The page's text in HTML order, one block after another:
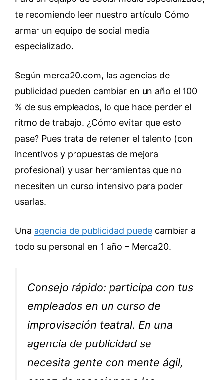
te recomiendo leer nuestro artículo Cómo
armar un equipo de social media
especializado.
Según merca20.com, las agencias de
publicidad pueden cambiar en un año el 100
% de sus empleados, lo que hace perder el
ritmo de trabajo. ¿Cómo evitar que esto
pase? Pues trata de retener el talento (con
incentivos y propuestas de mejora
profesional) y usar herramientas que no
necesiten un curso intensivo para poder
usarlas.
Una agencia de publicidad puede cambiar a
todo su personal en 1 año – Merca20.
Consejo rápido: participa con tus
empleados en un curso de
improvisación teatral. En una
agencia de publicidad se
necesita gente con mente ágil,